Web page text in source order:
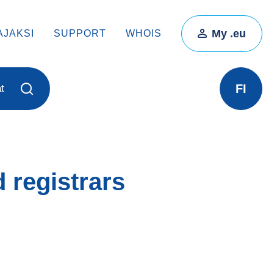
SUPPORT WHOIS My .eu
FI
registrars